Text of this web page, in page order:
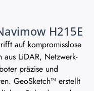
H215E
auf kompromisslose
LiDAR, Netzwerk-
präzise und
GeoSketch™ erstellt